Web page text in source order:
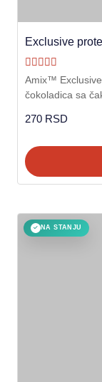
Exclusive
Ocenjeno sa
od 5
Amix™
čokoladica sa
270 RSD
✓ NA STANJU